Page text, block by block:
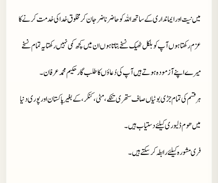
میں نیت اور ایمانداری کے ساتھ اللہ کو حاضر ناضر جان کر مخلوق خدا کی خدمت کرنے کا
عزم رکھتا ہوں آپ کو بلکل ٹھیک نسخے بتاتا ہوں ان میں کچھ کمی نہیں رکھتا یہ تمام نسخے
میرے اپنے آزمودہ ہوتے ہیں آپ کی دُعاؤں کا طلب گار حکیم محمد عرفان۔
ہر قسم کی تمام جڑی بوٹیاں صاف ستھری تنکے، مٹی، کنکر، کے بغیر پاکستان اور پوری دنیا
میں ھوم ڈلیوری کیلئے دستیاب ہیں۔
فری مشورہ کیلئے رابطہ کر سکتے ہیں۔